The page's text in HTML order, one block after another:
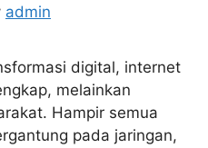
admin
digital, internet
melainkan
Hampir semua
pada jaringan,